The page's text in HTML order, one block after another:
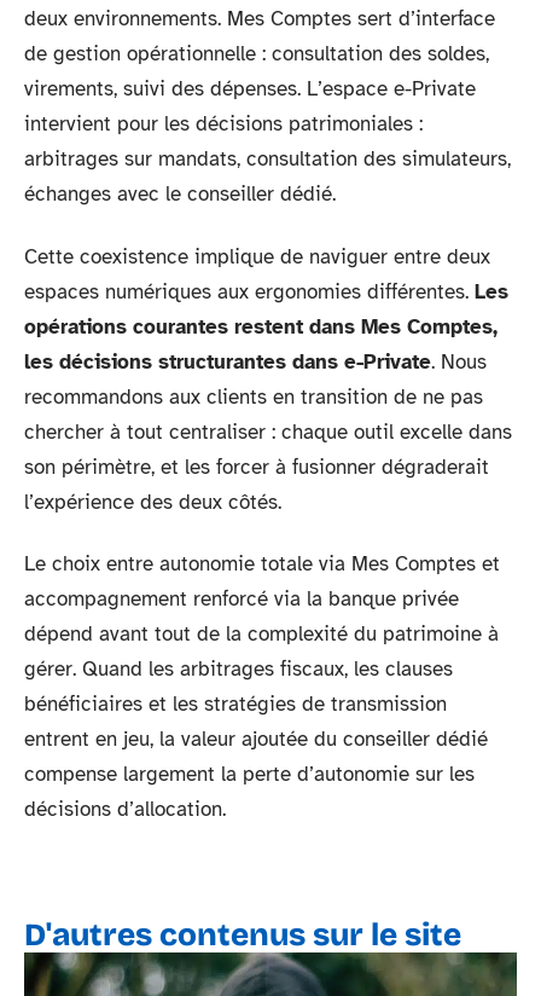
deux environnements. Mes Comptes sert d’interface
de gestion opérationnelle : consultation des soldes,
virements, suivi des dépenses. L’espace e-Private
intervient pour les décisions patrimoniales :
arbitrages sur mandats, consultation des simulateurs,
échanges avec le conseiller dédié.
Cette coexistence implique de naviguer entre deux
espaces numériques aux ergonomies différentes. Les
opérations courantes restent dans Mes Comptes,
les décisions structurantes dans e-Private. Nous
recommandons aux clients en transition de ne pas
chercher à tout centraliser : chaque outil excelle dans
son périmètre, et les forcer à fusionner dégraderait
l’expérience des deux côtés.
Le choix entre autonomie totale via Mes Comptes et
accompagnement renforcé via la banque privée
dépend avant tout de la complexité du patrimoine à
gérer. Quand les arbitrages fiscaux, les clauses
bénéficiaires et les stratégies de transmission
entrent en jeu, la valeur ajoutée du conseiller dédié
compense largement la perte d’autonomie sur les
décisions d’allocation.
D'autres contenus sur le site